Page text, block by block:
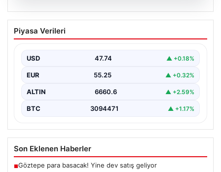
06.08.2026
Bakan Gürlek’ten Çerçeve Yasa
Hakkında Önemli Açıklamalar: Hukuk
Edilecek
Adalet Bakanı Akın Gürlek, terörle mücadelede yeni bir
dönemi başlatacak çerçeve yasanın yürürlüğe
girmesiyle…
Piyasa Verileri
USD 47.74 ▲ +0.18%
EUR 55.25 ▲ +0.32%
ALTIN 6660.6 ▲ +2.59%
BTC 3094471 ▲ +1.17%
Son Eklenen Haberler
■Göztepe para basacak! Yine dev satış geliyor